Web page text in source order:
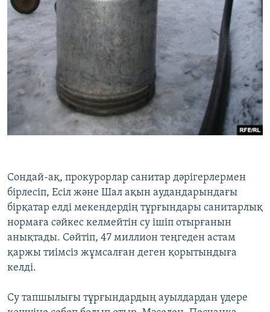
Сондай-ақ, прокурорлар санитар дәрігерлермен
бірлесіп, Есіл және Шал ақын аудандарындағы
бірқатар елді мекендердің тұрғындары санитарлық
нормаға сәйкес келмейтін су ішіп отырғанын
анықтады. Сөйтіп, 47 миллион теңгеден астам
қаржы тиімсіз жұмсалған деген қорытындыға
келді.
Су тапшылығы тұрғындардың ауылдардан үдере